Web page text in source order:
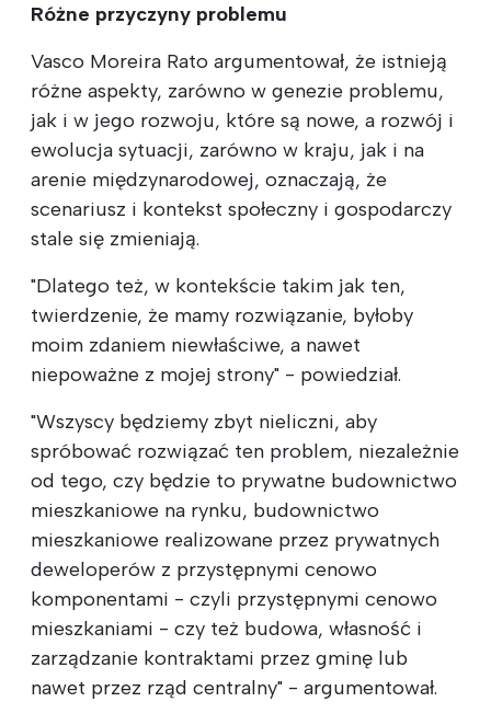
Różne przyczyny problemu
Vasco Moreira Rato argumentował, że istnieją
różne aspekty, zarówno w genezie problemu,
jak i w jego rozwoju, które są nowe, a rozwój i
ewolucja sytuacji, zarówno w kraju, jak i na
arenie międzynarodowej, oznaczają, że
scenariusz i kontekst społeczny i gospodarczy
stale się zmieniają.
"Dlatego też, w kontekście takim jak ten,
twierdzenie, że mamy rozwiązanie, byłoby
moim zdaniem niewłaściwe, a nawet
niepoważne z mojej strony" - powiedział.
"Wszyscy będziemy zbyt nieliczni, aby
spróbować rozwiązać ten problem, niezależnie
od tego, czy będzie to prywatne budownictwo
mieszkaniowe na rynku, budownictwo
mieszkaniowe realizowane przez prywatnych
deweloperów z przystępnymi cenowo
komponentami - czyli przystępnymi cenowo
mieszkaniami - czy też budowa, własność i
zarządzanie kontraktami przez gminę lub
nawet przez rząd centralny" - argumentował.